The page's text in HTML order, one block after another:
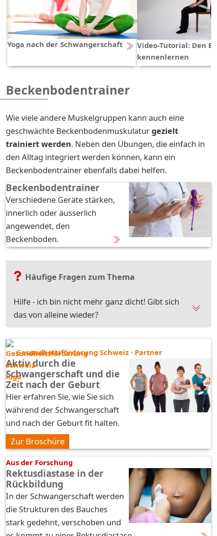
Yoga nach der Schwangerschaft
Video-Tutorial: Den
kennenlernen
Beckenbodentrainer
Wie viele andere Muskelgruppen kann auch eine
geschwächte Beckenbodenmuskulaturgezielt
trainiert werden. Neben den Übungen, die einfach in
den Alltag integriert werden können, kann ein
Beckenbodentrainer ebenfalls dabei helfen.
Beckenbodentrainer
Verschiedene Geräte stärken,
innerlich oder äusserlich
angewendet, den
Beckenboden.
Häufige Fragen zum Thema
Hilfe - ich bin nicht mehr ganz dicht! Gibt sich
das von alleine wieder?
Gesundheitsförderung Schweiz · Partner
Aktiv durch die
Schwangerschaft und die
Zeit nach der Geburt
Hier erfahren Sie, wie Sie sich
während der Schwangerschaft
und nach der Geburt fit halten.
Zur Broschüre
Aus der Forschung
Rektusdiastase in der
Rückbildung
In der Schwangerschaft werden
die Strukturen des Bauches
stark gedehnt, verschoben und